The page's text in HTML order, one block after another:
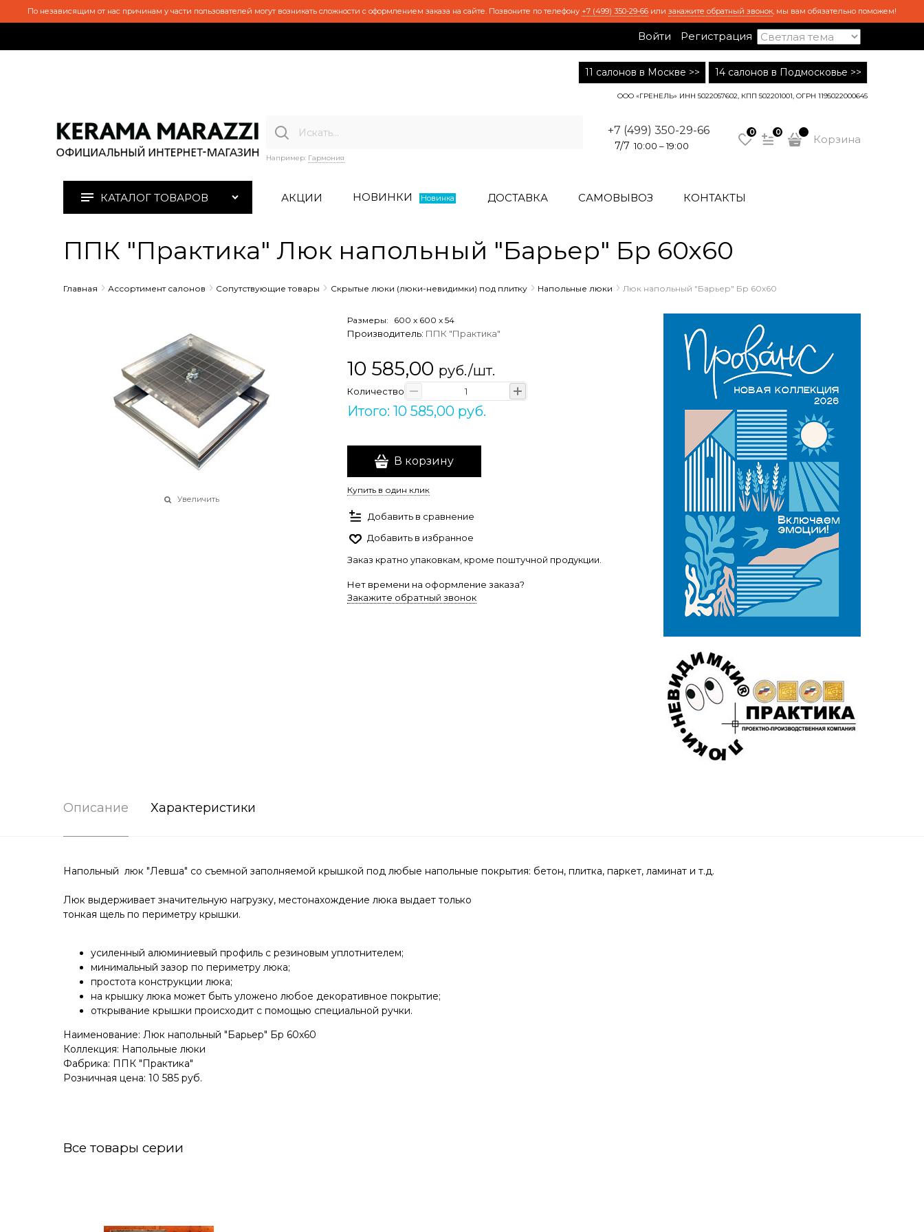
По независящим от нас причинам у части пользователей могут возникать сложности с оформлением заказа на сайте. Позвоните по телефону +7 (499) 350-29-66 или закажите обратный звонок, мы вам обязательно поможем!
Войти Регистрация
11 салонов в Москве >> 14 салонов в Подмосковье >>
ООО «ГРЕНЕЛЬ» ИНН 5022057602, КПП 502201001, ОГРН 1195022000645
Например: Гармония
+7 (499) 350-29-66
7/7 10:00 – 19:00
0 0
Корзина
КАТАЛОГ ТОВАРОВ АКЦИИ НОВИНКИ Новинка ДОСТАВКА САМОВЫВОЗ КОНТАКТЫ
ППК "Практика" Люк напольный "Барьер" Бр 60х60
Главная Ассортимент салонов Сопутствующие товары Скрытые люки (люки-невидимки) под плитку Напольные люки Люк напольный "Барьер" Бр 60х60
Увеличить
Размеры: 600 x 600 x 54
Производитель: ППК "Практика"
10 585,00 руб./шт.
Количество
Итого: 10 585,00 руб.
В корзину
Купить в один клик
Добавить в сравнение
Добавить в избранное
Заказ кратно упаковкам, кроме поштучной продукции.
Нет времени на оформление заказа?
Закажите обратный звонок
Описание Характеристики
Напольный люк "Левша" со съемной заполняемой крышкой под любые напольные покрытия: бетон, плитка, паркет, ламинат и т.д.
Люк выдерживает значительную нагрузку, местонахождение люка выдает только
тонкая щель по периметру крышки.
усиленный алюминиевый профиль с резиновым уплотнителем;
минимальный зазор по периметру люка;
простота конструкции люка;
на крышку люка может быть уложено любое декоративное покрытие;
открывание крышки происходит с помощью специальной ручки.
Наименование: Люк напольный "Барьер" Бр 60х60
Коллекция: Напольные люки
Фабрика: ППК "Практика"
Розничная цена: 10 585 руб.
Все товары серии